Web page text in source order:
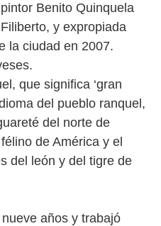
Benito Quinquela
y expropiada
la ciudad en 2007.
que significa ‘gran
del pueblo ranquel,
del norte de
de América y el
del león y del tigre de
años y trabajó